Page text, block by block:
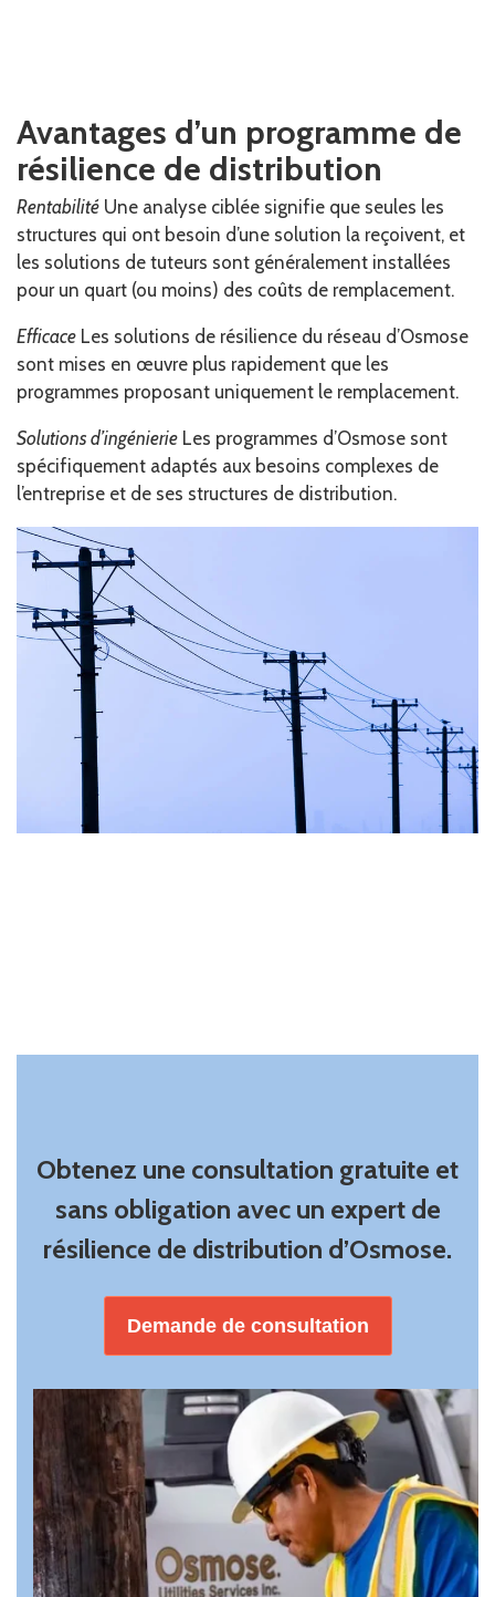
Avantages d’un programme de
résilience de distribution
Rentabilité Une analyse ciblée signifie que seules les
structures qui ont besoin d’une solution la reçoivent, et
les solutions de tuteurs sont généralement installées
pour un quart (ou moins) des coûts de remplacement.
Efficace Les solutions de résilience du réseau d’Osmose
sont mises en œuvre plus rapidement que les
programmes proposant uniquement le remplacement.
Solutions d’ingénierie Les programmes d’Osmose sont
spécifiquement adaptés aux besoins complexes de
l’entreprise et de ses structures de distribution.
Obtenez une consultation gratuite et
sans obligation avec un expert de
résilience de distribution d’Osmose.
Demande de consultation